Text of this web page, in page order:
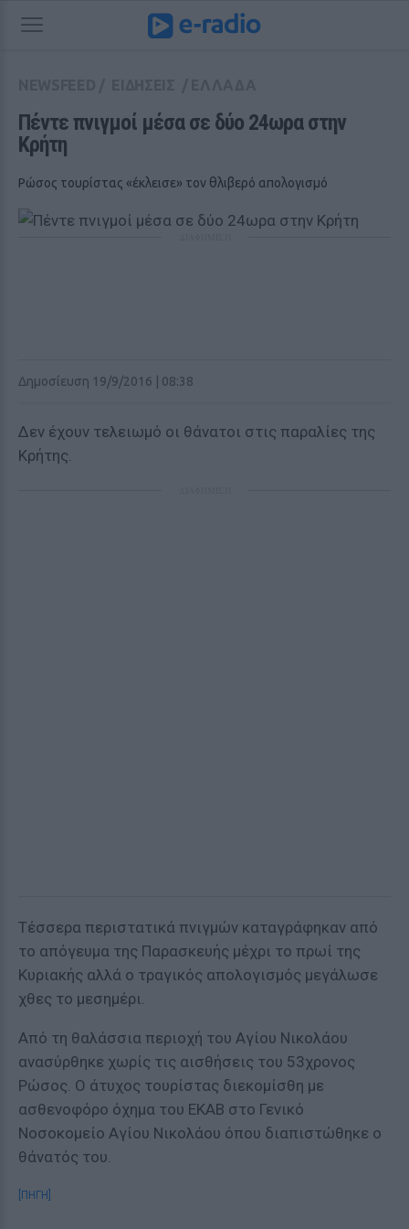
Πέντε πνιγμοί μέσα σε δύο 24ωρα στην
Κρήτη
Ρώσος τουρίστας «έκλεισε» τον θλιβερό απολογισμό
Δημοσίευση 19/9/2016 | 08:38
Δεν έχουν τελειωμό οι θάνατοι στις παραλίες της
Κρήτης.
Τέσσερα περιστατικά πνιγμών καταγράφηκαν από
το απόγευμα της Παρασκευής μέχρι το πρωί της
Κυριακής αλλά ο τραγικός απολογισμός μεγάλωσε
χθες το μεσημέρι.
Από τη θαλάσσια περιοχή του Αγίου Νικολάου
ανασύρθηκε χωρίς τις αισθήσεις του 53χρονος
Ρώσος. Ο άτυχος τουρίστας διεκομίσθη με
ασθενοφόρο όχημα του ΕΚΑΒ στο Γενικό
Νοσοκομείο Αγίου Νικολάου όπου διαπιστώθηκε ο
θάνατός του.
[ΠΗΓΗ]